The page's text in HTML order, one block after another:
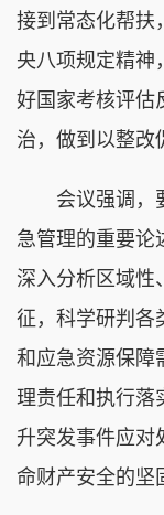
接到常态化帮扶
央八项规定精神
好国家考核评估
治，做到以整改
会议强调，要
急管理的重要论
深入分析区域性
征，科学研判各
和应急资源保障
理责任和执行落
升突发事件应对
命财产安全的坚